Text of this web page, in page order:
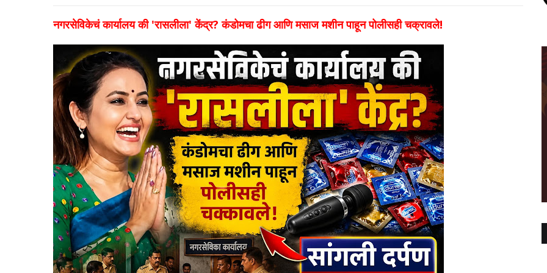
नगरसेविकेचं कार्यालय की 'रासलीला' केंद्र? कंडोमचा ढीग आणि मसाज मशीन पाहून पोलीसही चक्रावले!